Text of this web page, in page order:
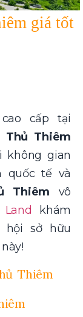
giá tốt
cấp tại
Thủ Thiêm
không gian
quốc tế và
Thiêm vô
Land
khám
hội sở hữu
Thiêm